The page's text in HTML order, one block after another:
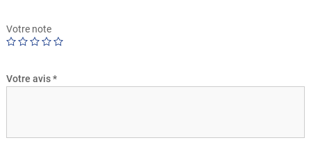
Votre note
Votre avis*